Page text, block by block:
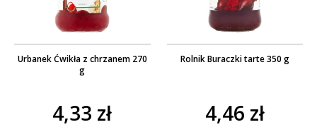
Urbanek Ćwikła z chrzanem 270
g
4,33 zł
Rolnik Buraczki tarte 350 g
4,46 zł